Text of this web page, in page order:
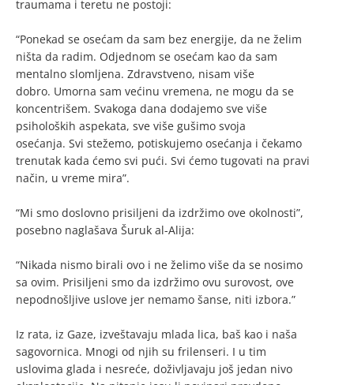
traumama i teretu ne postoji:
“Ponekad se osećam da sam bez energije, da ne želim
ništa da radim. Odjednom se osećam kao da sam
mentalno slomljena. Zdravstveno, nisam više
dobro. Umorna sam većinu vremena, ne mogu da se
koncentrišem. Svakoga dana dodajemo sve više
psiholoških aspekata, sve više gušimo svoja
osećanja. Svi stežemo, potiskujemo osećanja i čekamo
trenutak kada ćemo svi pući. Svi ćemo tugovati na pravi
način, u vreme mira”.
“Mi smo doslovno prisiljeni da izdržimo ove okolnosti”,
posebno naglašava Šuruk al-Alija:
“Nikada nismo birali ovo i ne želimo više da se nosimo
sa ovim. Prisiljeni smo da izdržimo ovu surovost, ove
nepodnošljive uslove jer nemamo šanse, niti izbora.”
Iz rata, iz Gaze, izveštavaju mlada lica, baš kao i naša
sagovornica. Mnogi od njih su frilenseri. I u tim
uslovima glada i nesreće, doživljavaju još jedan nivo